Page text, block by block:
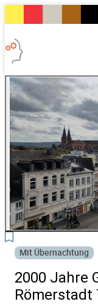
Mit Übernachtung
2000 Jahre
Römerstadt